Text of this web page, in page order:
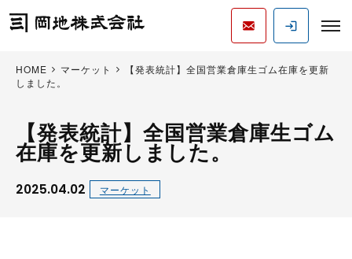
HOME マーケット
【発表統計】全国営業倉庫生ゴム在庫を更新
しました。
【発表統計】全国営業倉庫生ゴム
在庫を更新しました。
2025.04.02 マーケット